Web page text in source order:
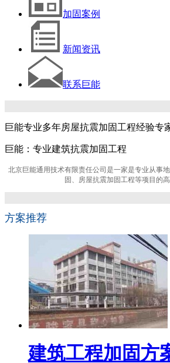
加固案例
新闻资讯
联系巨能
巨能专业多年房屋抗震加固工程经验专
巨能：专业建筑抗震加固工程
北京巨能通用技术有限责任公司是一家是专业从事
固、房屋抗震加固工程等项目的
方案推荐
建筑工程加固方